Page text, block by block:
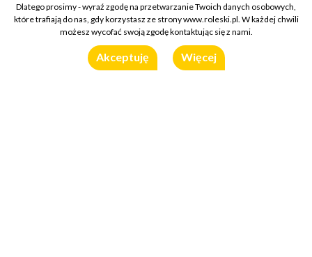
Dlatego prosimy - wyraź zgodę na przetwarzanie Twoich danych osobowych,
które trafiają do nas, gdy korzystasz ze strony www.roleski.pl. W każdej chwili
możesz wycofać swoją zgodę kontaktując się z nami.
Akceptuję Więcej